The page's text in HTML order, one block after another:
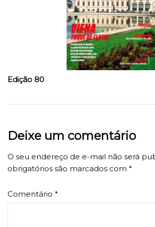
Edição 80
Deixe um comentário
O seu endereço de e-mail não será
obrigatórios são marcados com *
Comentário *